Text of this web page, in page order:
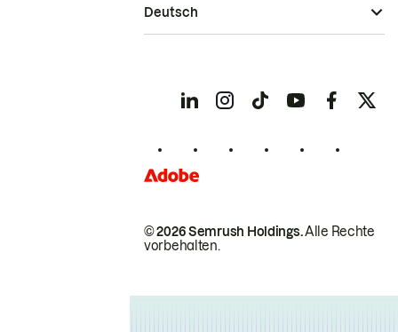
© 2026 Semrush Holdings.Alle Rechte
vorbehalten.
Deutsch